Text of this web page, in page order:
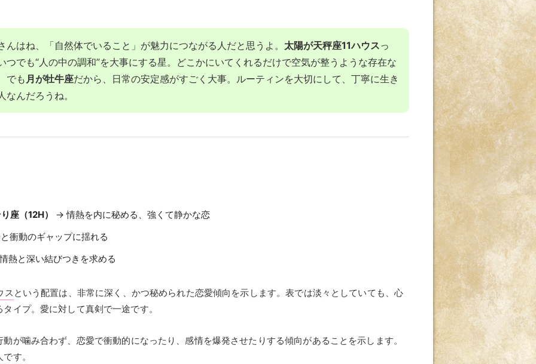
んはね、「自然体でいること」が魅力につながる人だと思うよ。 太陽が天秤座11ハウスっ
つでも“人の中の調和”を大事にする星。どこかにいてくれるだけで空気が整うような存在な
でも 月が牡牛座だから、日常の安定感がすごく大事。ルーティンを大切にして、丁寧に生き
なんだろうね。
座（12H）
→ 情熱を内に秘める、強くて静かな恋
衝動のギャップに揺れる
熱と深い結びつきを求める
ス という配置は、非常に深く、かつ秘められた恋愛傾向を示します。表では淡々としていても、心
イプ。愛に対して真剣で一途です。
動が噛み合わず、恋愛で衝動的になったり、感情を爆発させたりする傾向があることを示します。
す。